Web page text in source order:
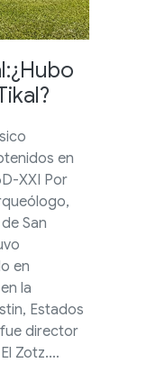
en
XXI Por
San
en
la
Estados
director
Zotz.…